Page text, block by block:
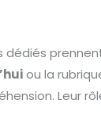
dédiés
ou la
Leur